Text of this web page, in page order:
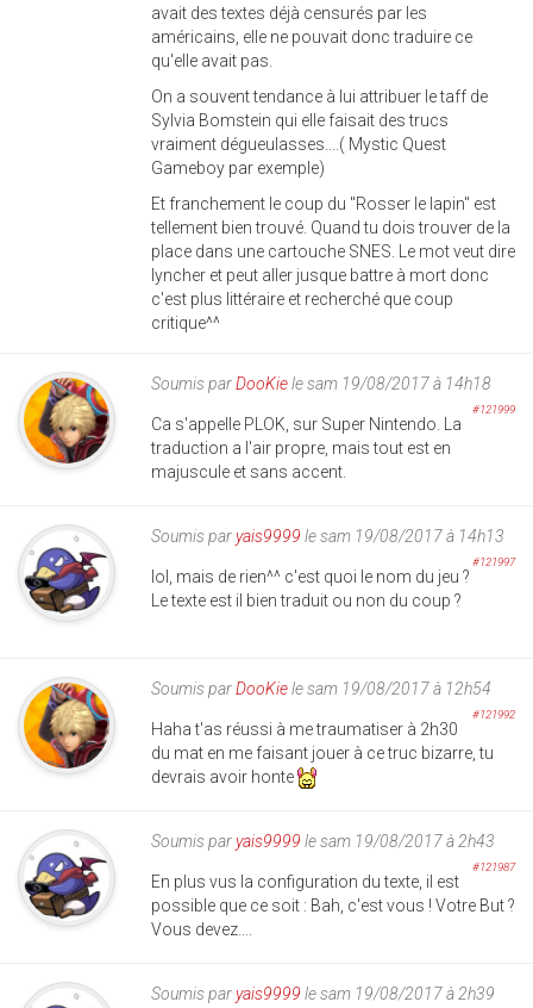
avait des textes déjà censurés par les
américains, elle ne pouvait donc traduire ce
qu'elle avait pas.
On a souvent tendance à lui attribuer le taff de
Sylvia Bomstein qui elle faisait des trucs
vraiment dégueulasses....( Mystic Quest
Gameboy par exemple)
Et franchement le coup du "Rosser le lapin" est
tellement bien trouvé. Quand tu dois trouver de la
place dans une cartouche SNES. Le mot veut dire
lyncher et peut aller jusque battre à mort donc
c'est plus littéraire et recherché que coup
critique^^
Soumis parDooKiele sam 19/08/2017 à 14h18
#121999
Ca s'appelle PLOK, sur Super Nintendo. La
traduction a l'air propre, mais tout est en
majuscule et sans accent.
Soumis paryais9999 le sam 19/08/2017 à 14h13
#121997
lol, mais de rien^^ c'est quoi le nom du jeu ?
Le texte est il bien traduit ou non du coup ?
Soumis parDooKiele sam 19/08/2017 à 12h54
#121992
Haha t'as réussi à me traumatiser à 2h30
du mat en me faisant jouer à ce truc bizarre, tu
devrais avoir honte
Soumis paryais9999 le sam 19/08/2017 à 2h43
#121987
En plus vus la configuration du texte, il est
possible que ce soit : Bah, c'est vous ! Votre But ?
Vous devez....
Soumis paryais9999 le sam 19/08/2017 à 2h39